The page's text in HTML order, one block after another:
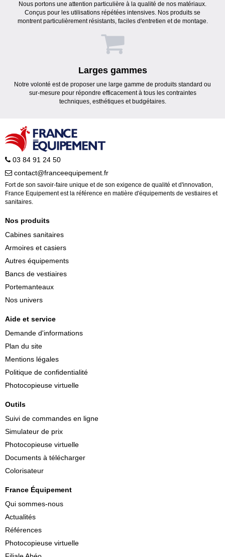
Nous portons une attention particulière à la qualité de nos matériaux.
Conçus pour les utilisations répétées intensives. Nos produits se
montrent particulièrement résistants, faciles d'entretien et de montage.
Larges gammes
Notre volonté est de proposer une large gamme de produits standard ou
sur-mesure pour répondre efficacement à tous les contraintes
techniques, esthétiques et budgétaires.
03 84 91 24 50
contact@franceequipement.fr
Fort de son savoir-faire unique et de son exigence de qualité et d'innovation,
France Equipement est la référence en matière d'équipements de vestiaires et
sanitaires.
Nos produits
Cabines sanitaires
Armoires et casiers
Autres équipements
Bancs de vestiaires
Portemanteaux
Nos univers
Aide et service
Demande d'informations
Plan du site
Mentions légales
Politique de confidentialité
Photocopieuse virtuelle
Outils
Suivi de commandes en ligne
Simulateur de prix
Photocopieuse virtuelle
Documents à télécharger
Colorisateur
France Équipement
Qui sommes-nous
Actualités
Références
Photocopieuse virtuelle